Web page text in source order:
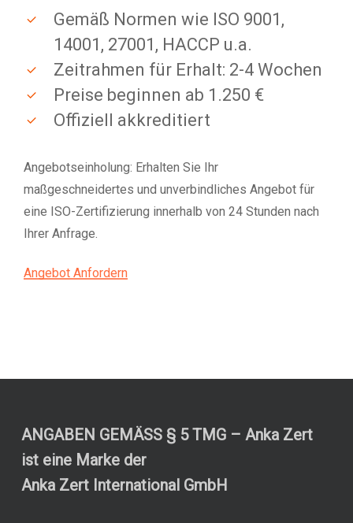
Gemäß Normen wie ISO 9001,
14001, 27001, HACCP u.a.
Zeitrahmen für Erhalt: 2-4 Wochen
Preise beginnen ab 1.250 €
Offiziell akkreditiert
Angebotseinholung: Erhalten Sie Ihr
maßgeschneidertes und unverbindliches Angebot für
eine ISO-Zertifizierung innerhalb von 24 Stunden nach
Ihrer Anfrage.
Angebot Anfordern
ANGABEN GEMÄSS § 5 TMG – Anka Zert
ist eine Marke der
Anka Zert International GmbH